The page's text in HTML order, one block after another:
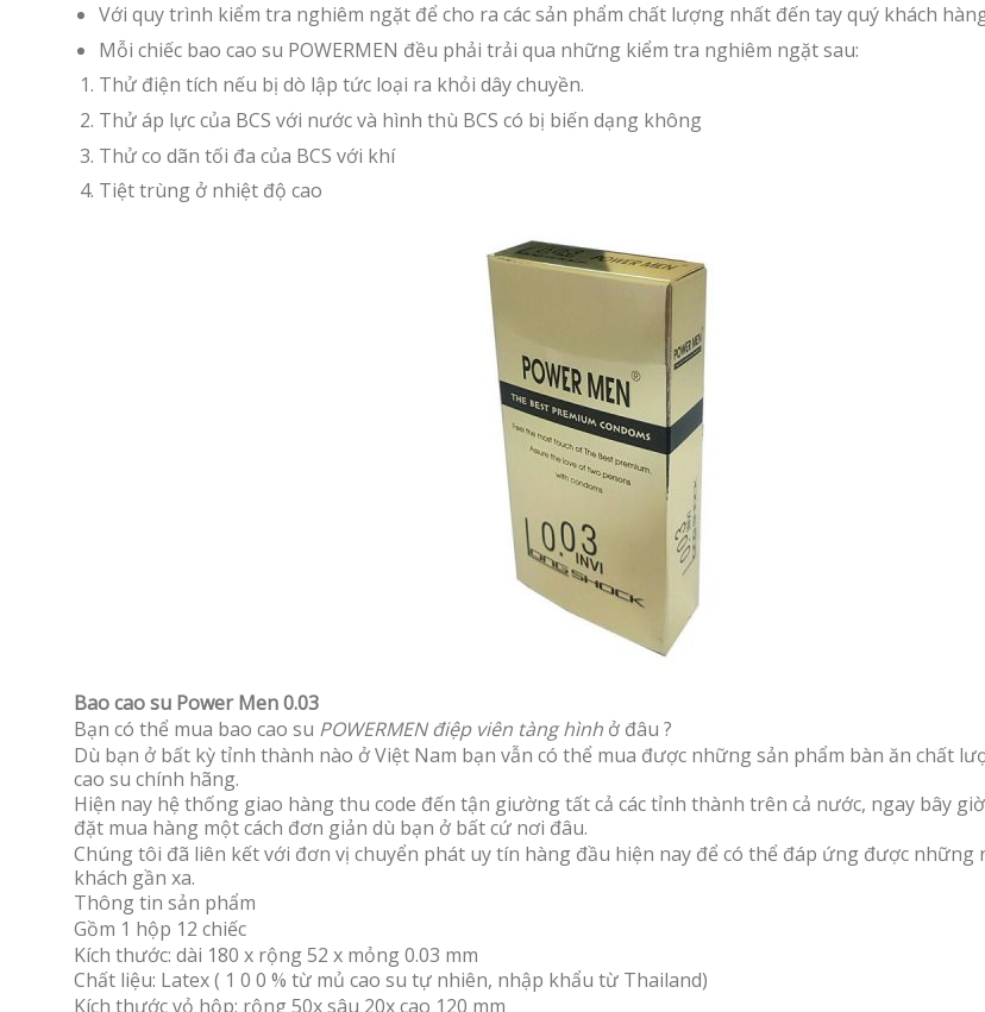
Với quy trình kiểm tra nghiêm ngặt để cho ra các sản phẩm chất lượng nhất đến tay quý khách
Mỗi chiếc bao cao su POWERMEN đều phải trải qua những kiểm tra nghiêm ngặt sau:
Thử điện tích nếu bị dò lập tức loại ra khỏi dây chuyền.
Thử áp lực của BCS với nước và hình thù BCS có bị biến dạng không
Thử co dãn tối đa của BCS với khí
Tiệt trùng ở nhiệt độ cao
Bao cao su Power Men 0.03
Bạn có thể mua bao cao su POWERMEN điệp viên tàng hình ở đâu ?
Dù bạn ở bất kỳ tỉnh thành nào ở Việt Nam bạn vẫn có thể mua được những sản phẩm bàn ăn chất
cao su chính hãng.
Hiện nay hệ thống giao hàng thu code đến tận giường tất cả các tỉnh thành trên cả nước, ngay bây
đặt mua hàng một cách đơn giản dù bạn ở bất cứ nơi đâu.
Chúng tôi đã liên kết với đơn vị chuyển phát uy tín hàng đầu hiện nay để có thể đáp ứng được những
khách gần xa.
Thông tin sản phẩm
Gồm 1 hộp 12 chiếc
Kích thước: dài 180 x rộng 52 x mỏng 0.03 mm
Chất liệu: Latex ( 1 0 0 % từ mủ cao su tự nhiên, nhập khẩu từ Thailand)
Kích thước vỏ hộp: rộng 50x sâu 20x cao 120 mm